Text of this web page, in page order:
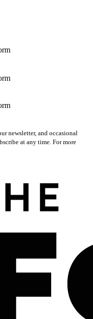
newsletter, and occasional
at any time. For more